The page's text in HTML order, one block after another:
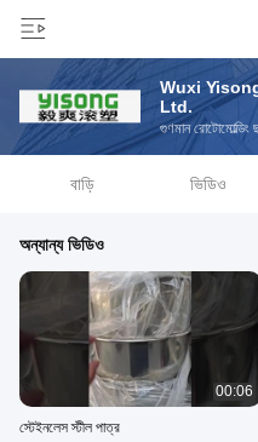
Wuxi
Ltd.
গুণমান
বাড়ি ভিডিও
অন্যান্য ভিডিও
00:06
স্টেইনলেস স্টীল পাত্র